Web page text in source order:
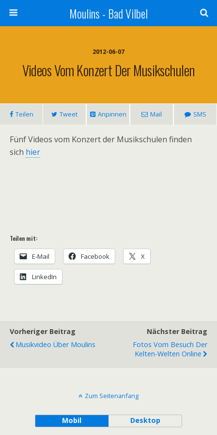
Moulins - Bad Vilbel
2012-06-07
Videos Vom Konzert Der Musikschulen
Teilen Tweet Anpinnen Mail SMS
Fünf Videos vom Konzert der Musikschulen finden
sich hier
Teilen mit:
E-Mail Facebook X
LinkedIn
Vorheriger Beitrag
Musikvideo Über Moulins
Nächster Beitrag
Fotos Vom Besuch Der
Kelten-Welten Online
Zum Seitenanfang
Mobil Desktop